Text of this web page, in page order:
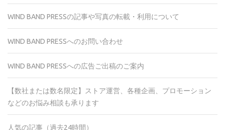
WIND BAND PRESSの記事や写真の転載・利用について
WIND BAND PRESSへのお問い合わせ
WIND BAND PRESSへの広告ご出稿のご案内
【数社または数名限定】ストア運営、各種企画、プロモーション
などのお悩み相談も承ります
人気の記事（過去24時間）